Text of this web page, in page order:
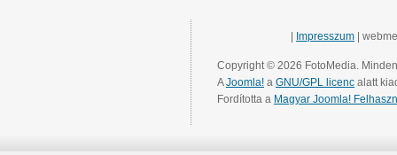
Impresszum |
Copyright © 2026 FotoMedia.
AJoomla! a GNU/GPL licenc alatt
Fordította a Magyar Joomla!